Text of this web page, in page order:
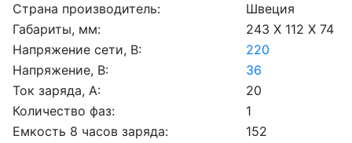
Страна производитель:
Швеция
Габариты, мм:
243 X 112 X 74
Напряжение сети, В:
220
Напряжение, В:
36
Ток заряда, А:
20
Количество фаз:
1
Емкость 8 часов заряда:
152